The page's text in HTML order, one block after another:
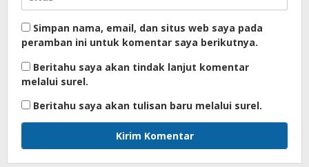
Simpan nama, email, dan situs web saya pada
peramban ini untuk komentar saya berikutnya.
Beritahu saya akan tindak lanjut komentar
melalui surel.
Beritahu saya akan tulisan baru melalui surel.